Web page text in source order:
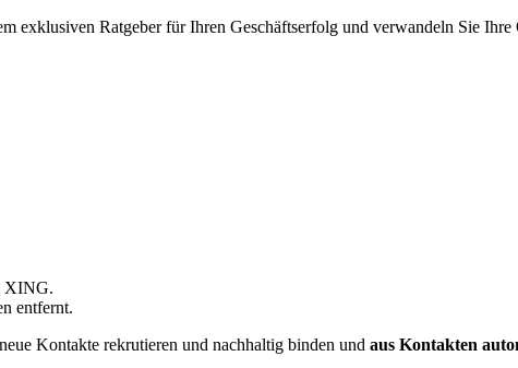
Ratgeber für Ihren Geschäftserfolg und verwandeln Sie Ihre
XING.
entfernt.
Kontakte rekrutieren und nachhaltig binden und aus Kontakten